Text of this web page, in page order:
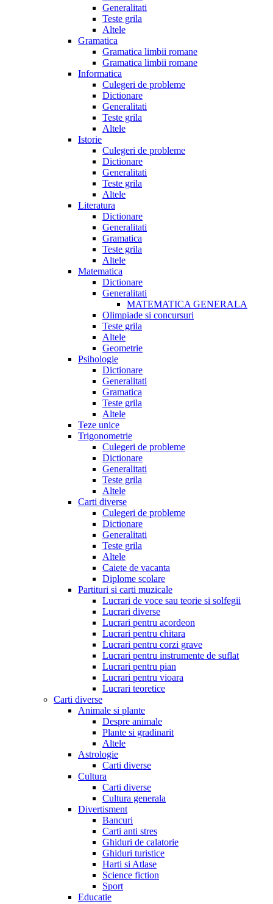
Generalitati
Teste grila
Altele
Gramatica
Gramatica limbii romane
Gramatica limbii romane
Informatica
Culegeri de probleme
Dictionare
Generalitati
Teste grila
Altele
Istorie
Culegeri de probleme
Dictionare
Generalitati
Teste grila
Altele
Literatura
Dictionare
Generalitati
Gramatica
Teste grila
Altele
Matematica
Dictionare
Generalitati
MATEMATICA GENERALA
Olimpiade si concursuri
Teste grila
Altele
Geometrie
Psihologie
Dictionare
Generalitati
Gramatica
Teste grila
Altele
Teze unice
Trigonometrie
Culegeri de probleme
Dictionare
Generalitati
Teste grila
Altele
Carti diverse
Culegeri de probleme
Dictionare
Generalitati
Teste grila
Altele
Caiete de vacanta
Diplome scolare
Partituri si carti muzicale
Lucrari de voce sau teorie si solfegii
Lucrari diverse
Lucrari pentru acordeon
Lucrari pentru chitara
Lucrari pentru corzi grave
Lucrari pentru instrumente de suflat
Lucrari pentru pian
Lucrari pentru vioara
Lucrari teoretice
Carti diverse
Animale si plante
Despre animale
Plante si gradinarit
Altele
Astrologie
Carti diverse
Cultura
Carti diverse
Cultura generala
Divertisment
Bancuri
Carti anti stres
Ghiduri de calatorie
Ghiduri turistice
Harti si Atlase
Science fiction
Sport
Educatie